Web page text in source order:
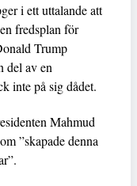
i ett uttalande att
fredsplan för
Trump
del av en
inte på sig dådet.
Mahmud
”skapade denna